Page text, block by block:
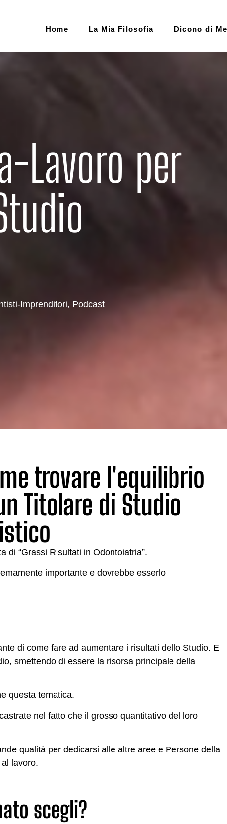
Home La Mia Filosofia Dicono di Me
Lavoro per
Imprenditori, Podcast
trovare l'equilibrio
Titolare di Studio
di “Grassi Risultati in Odontoiatria”.
importante e dovrebbe esserlo
di come fare ad aumentare i risultati dello Studio. E
smettendo di essere la risorsa principale della
questa tematica.
nel fatto che il grosso quantitativo del loro
qualità per dedicarsi alle altre aree e Persone della
lavoro.
scegli?